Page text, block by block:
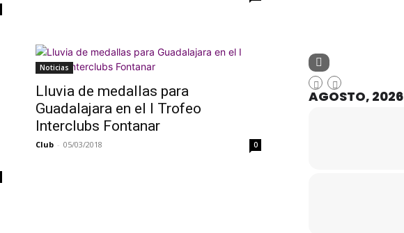
Noticias
Lluvia de medallas para
Guadalajara en el I Trofeo
Interclubs Fontanar
Club - 05/03/2018 0
AGOSTO, 2026